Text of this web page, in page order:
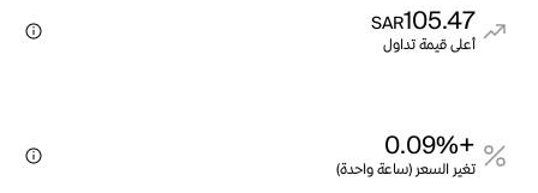
105.47
SAR
أعلى قيمة تداول
+0.09%
تغير السعر (ساعة واحدة)